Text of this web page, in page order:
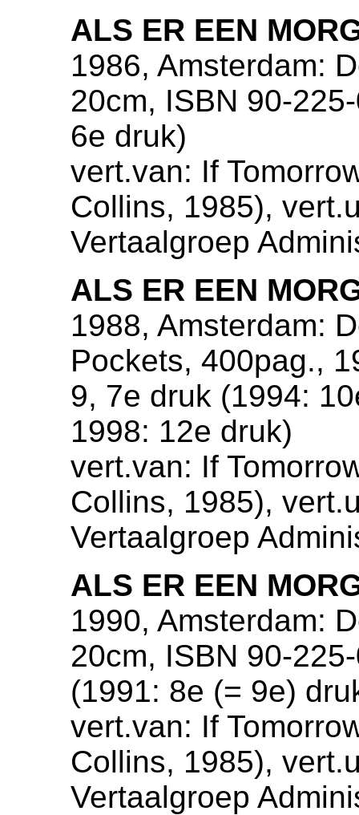
ALS ER EEN
1986, Amsterdam:
20cm, ISBN 90-
6e druk)
vert.van: If
Collins, 1985),
Vertaalgroep
ALS ER EEN
1988, Amsterdam:
Pockets, 400pag.,
9, 7e druk (1994:
1998: 12e druk)
vert.van: If
Collins, 1985),
Vertaalgroep
ALS ER EEN
1990, Amsterdam:
20cm, ISBN 90-
(1991: 8e (= 9e)
vert.van: If
Collins, 1985),
Vertaalgroep